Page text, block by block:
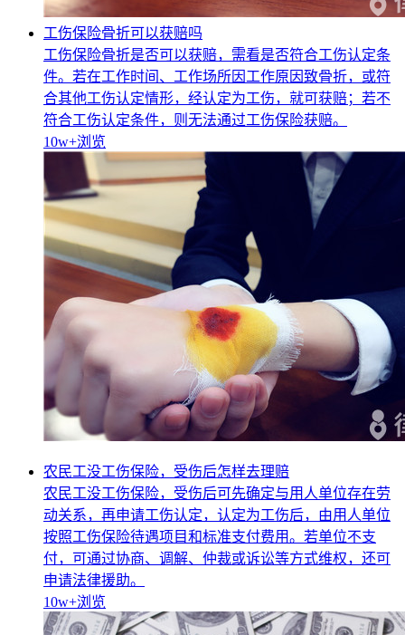
工伤保险骨折可以获赔吗
工伤保险骨折是否可以获赔，需看是否符合工伤认定条
件。若在工作时间、工作场所因工作原因致骨折，或符
合其他工伤认定情形，经认定为工伤，就可获赔；若不
符合工伤认定条件，则无法通过工伤保险获赔。
10w+浏览
农民工没工伤保险，受伤后怎样去理赔
农民工没工伤保险，受伤后可先确定与用人单位存在劳
动关系，再申请工伤认定，认定为工伤后，由用人单位
按照工伤保险待遇项目和标准支付费用。若单位不支
付，可通过协商、调解、仲裁或诉讼等方式维权，还可
申请法律援助。
10w+浏览